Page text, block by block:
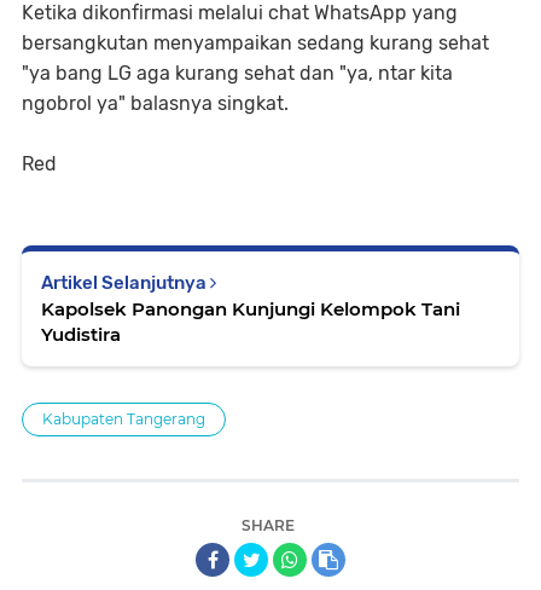
Ketika dikonfirmasi melalui chat WhatsApp yang
bersangkutan menyampaikan sedang kurang sehat
"ya bang LG aga kurang sehat dan "ya, ntar kita
ngobrol ya" balasnya singkat.
Red
Artikel Selanjutnya
Kapolsek Panongan Kunjungi Kelompok Tani
Yudistira
Kabupaten Tangerang
SHARE